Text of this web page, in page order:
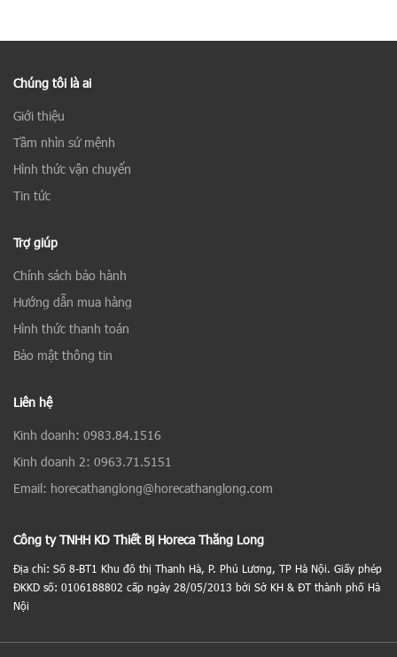
Chúng tôi là ai
Giới thiệu
Tầm nhìn sứ mệnh
Hình thức vận chuyển
Tin tức
Trợ giúp
Chính sách bảo hành
Hướng dẫn mua hàng
Hình thức thanh toán
Bảo mật thông tin
Liên hệ
Kinh doanh: 0983.84.1516
Kinh doanh 2: 0963.71.5151
Email: horecathanglong@horecathanglong.com
Công ty TNHH KD Thiết Bị Horeca Thăng Long
Địa chỉ: Số 8-BT1 Khu đô thị Thanh Hà, P. Phú Lương, TP Hà Nội. Giấy phép
ĐKKD số: 0106188802 cấp ngày 28/05/2013 bởi Sở KH & ĐT thành phố Hà
Nội